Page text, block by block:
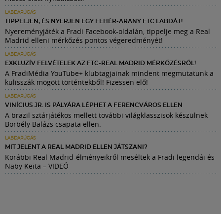
LABDARÚGÁS
TIPPELJEN, ÉS NYERJEN EGY FEHÉR-ARANY FTC LABDÁT!
Nyereményjáték a Fradi Facebook-oldalán, tippelje meg a Real
Madrid elleni mérkőzés pontos végeredményét!
LABDARÚGÁS
EXKLUZÍV FELVÉTELEK AZ FTC-REAL MADRID MÉRKŐZÉSRŐL!
A FradiMédia YouTube+ klubtagjainak mindent megmutatunk a
kulisszák mögött történtekből! Fizessen elő!
LABDARÚGÁS
VINÍCIUS JR. IS PÁLYÁRA LÉPHET A FERENCVÁROS ELLEN
A brazil sztárjátékos mellett további világklasszisok készülnek
Borbély Balázs csapata ellen.
LABDARÚGÁS
MIT JELENT A REAL MADRID ELLEN JÁTSZANI?
Korábbi Real Madrid-élményeikről meséltek a Fradi legendái és
Naby Keita – VIDEÓ